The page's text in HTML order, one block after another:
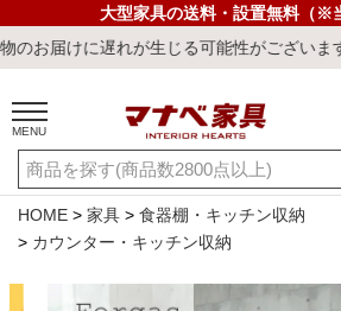
大型家具の送料・設置無料（※
可能性がございます。ご迷惑をおかけし
MENU
ご利用ガイド 新規会員
店舗一覧 閲覧履歴
よくある質問
HOME 家具
食器棚・キッチン収納
カウンター・キッチン収納